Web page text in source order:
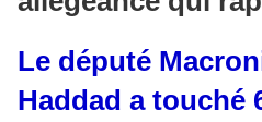
Le député
Haddad a touché